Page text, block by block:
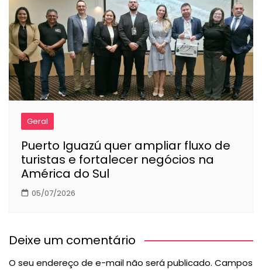
Geral
Puerto Iguazú quer ampliar fluxo de
turistas e fortalecer negócios na
América do Sul
05/07/2026
Deixe um comentário
O seu endereço de e-mail não será publicado. Campos